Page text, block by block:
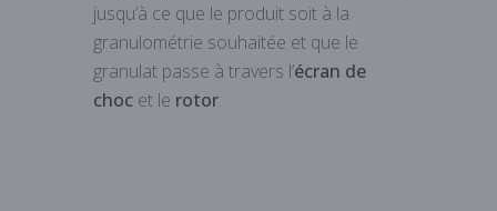
jusqu’à ce que le produit soit à la
granulométrie souhaitée et que le
granulat passe à travers l’écran de
choc et le rotor.